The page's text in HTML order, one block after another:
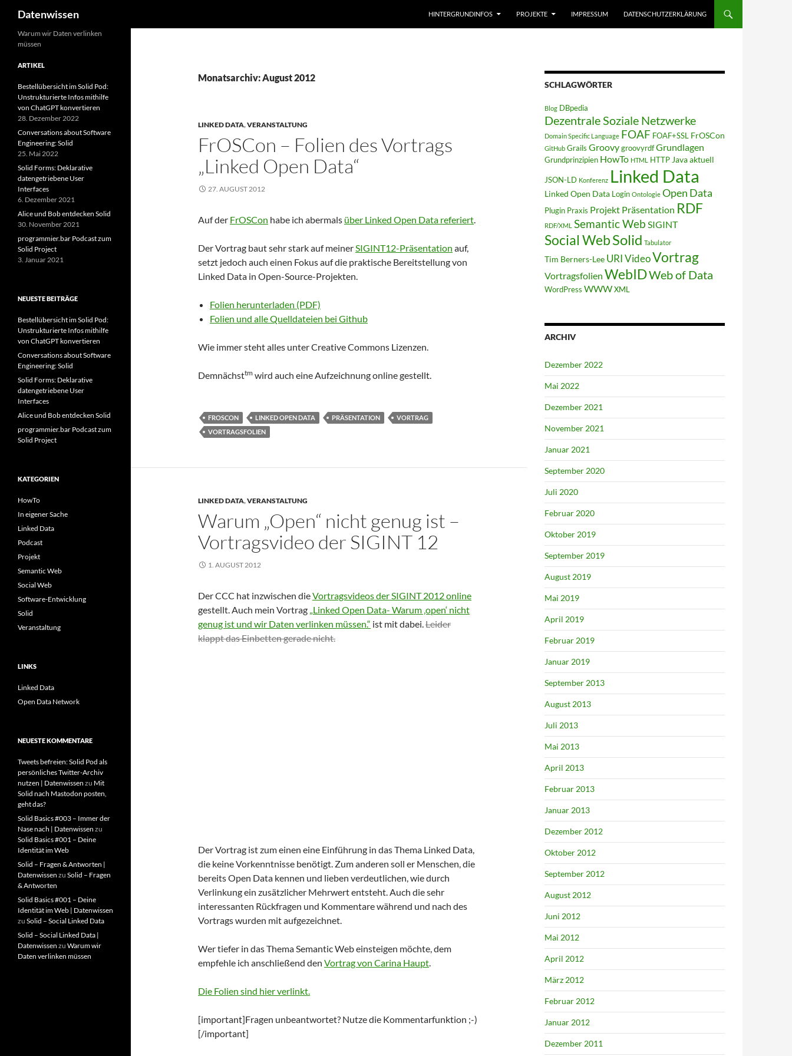
Zum
Inhalt
springen
Datenwissen HINTERGRUNDINFOS PROJEKTE IMPRESSUM DATENSCHUTZERKLÄRUNG
Monatsarchiv: August 2012
LINKED DATA,VERANSTALTUNG
FrOSCon – Folien des Vortrags
„Linked Open Data“
27. AUGUST 2012
Auf der FrOSCon habe ich abermals über Linked Open Data referiert.
Der Vortrag baut sehr stark auf meinerSIGINT12-Präsentation auf,
setzt jedoch auch einen Fokus auf die praktische Bereitstellung von
Linked Data in Open-Source-Projekten.
Folien herunterladen (PDF)
Folien und alle Quelldateien bei Github
Wie immer steht alles unter Creative Commons Lizenzen.
Demnächsttm wird auch eine Aufzeichnung online gestellt.
FROSCON LINKED OPEN DATA PRÄSENTATION
VORTRAG
VORTRAGSFOLIEN
LINKED DATA,VERANSTALTUNG
Warum „Open“ nicht genug ist –
Vortragsvideo der SIGINT 12
1. AUGUST 2012
Der CCC hat inzwischen dieVortragsvideos der SIGINT 2012 online
gestellt. Auch mein Vortrag „Linked Open Data- Warum ‚open‘ nicht
genug ist und wir Daten verlinken müssen.“ ist mit dabei.Leider
klappt das Einbetten gerade nicht.
Der Vortrag ist zum einen eine Einführung in das Thema Linked Data,
die keine Vorkenntnisse benötigt. Zum anderen soll er Menschen, die
bereits Open Data kennen und lieben verdeutlichen, wie durch
Verlinkung ein zusätzlicher Mehrwert entsteht. Auch die sehr
interessanten Rückfragen und Kommentare während und nach des
Vortrags wurden mit aufgezeichnet.
Wer tiefer in das Thema Semantic Web einsteigen möchte, dem
empfehle ich anschließend den Vortrag von Carina Haupt.
Die Folien sind hier verlinkt.
[important]Fragen unbeantwortet? Nutze die Kommentarfunktion ;-)
[/important]
SCHLAGWÖRTER
Blog DBpedia
Dezentrale Soziale Netzwerke
Domain Specific Language FOAF FOAF+SSL FrOSCon
GitHub Grails GroovygroovyrdfGrundlagen
Grundprinzipien HowTo HTML HTTP Java aktuell
JSON-LD Konferenz Linked Data
Linked Open Data Login Ontologie Open Data
Plugin Praxis Projekt Präsentation RDF
RDF/XML Semantic Web SIGINT
Social WebSolid Tabulator
Tim Berners-Lee URIVideoVortrag
Vortragsfolien WebIDWeb of Data
WordPress WWWXML
ARCHIV
Dezember 2022
Mai 2022
Dezember 2021
November 2021
Januar 2021
September 2020
Juli 2020
Februar 2020
Oktober 2019
September 2019
August 2019
Mai 2019
April 2019
Februar 2019
Januar 2019
September 2013
August 2013
Juli 2013
Mai 2013
April 2013
Februar 2013
Januar 2013
Dezember 2012
Oktober 2012
September 2012
August 2012
Juni 2012
Mai 2012
April 2012
März 2012
Februar 2012
Januar 2012
Dezember 2011
Warum wir Daten verlinken
müssen
ARTIKEL
Bestellübersicht im Solid Pod:
Unstrukturierte Infos mithilfe
von ChatGPT konvertieren
28. Dezember 2022
Conversations about Software
Engineering: Solid
25. Mai 2022
Solid Forms: Deklarative
datengetriebene User
Interfaces
6. Dezember 2021
Alice und Bob entdecken Solid
30. November 2021
programmier.bar Podcast zum
Solid Project
3. Januar 2021
NEUESTE BEITRÄGE
Bestellübersicht im Solid Pod:
Unstrukturierte Infos mithilfe
von ChatGPT konvertieren
Conversations about Software
Engineering: Solid
Solid Forms: Deklarative
datengetriebene User
Interfaces
Alice und Bob entdecken Solid
programmier.bar Podcast zum
Solid Project
KATEGORIEN
HowTo
In eigener Sache
Linked Data
Podcast
Projekt
Semantic Web
Social Web
Software-Entwicklung
Solid
Veranstaltung
LINKS
Linked Data
Open Data Network
NEUESTE KOMMENTARE
Tweets befreien: Solid Pod als
persönliches Twitter-Archiv
nutzen | Datenwissen zu Mit
Solid nach Mastodon posten,
geht das?
Solid Basics #003 – Immer der
Nase nach | Datenwissen zu
Solid Basics #001 – Deine
Identität im Web
Solid – Fragen & Antworten |
Datenwissen zu Solid – Fragen
& Antworten
Solid Basics #001 – Deine
Identität im Web | Datenwissen
zu Solid – Social Linked Data
Solid – Social Linked Data |
Datenwissen zu Warum wir
Daten verlinken müssen